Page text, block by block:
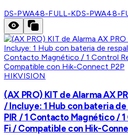
DS-PWA48-FULL-KDS-PWA48-
HIKVISION
(AX PRO) KIT de Alarma AX
/ Incluye: 1 Hub con bateria
PIR / 1 Contacto Magnético /
Fi / Compatible con Hik-